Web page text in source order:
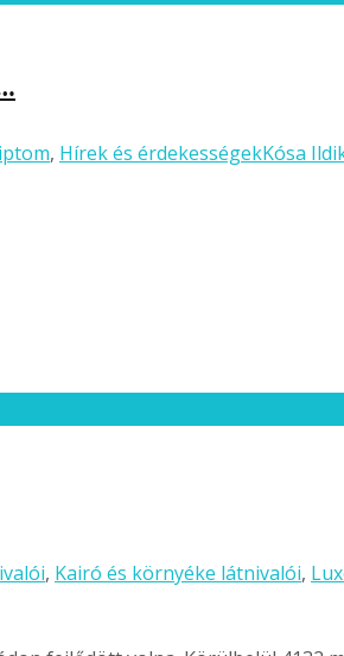
, Hírek és érdekességekKósa
, Kairó és környéke látnivalói,